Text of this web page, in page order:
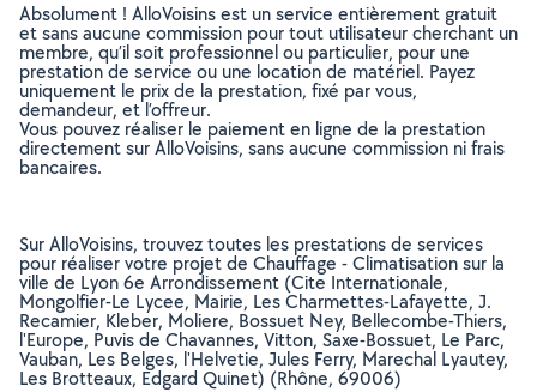
Absolument ! AlloVoisins est un service entièrement gratuit
et sans aucune commission pour tout utilisateur cherchant un
membre, qu’il soit professionnel ou particulier, pour une
prestation de service ou une location de matériel. Payez
uniquement le prix de la prestation, fixé par vous,
demandeur, et l’offreur.
Vous pouvez réaliser le paiement en ligne de la prestation
directement sur AlloVoisins, sans aucune commission ni frais
bancaires.
Sur AlloVoisins, trouvez toutes les prestations de services
pour réaliser votre projet de Chauffage - Climatisation sur la
ville de Lyon 6e Arrondissement (Cite Internationale,
Mongolfier-Le Lycee, Mairie, Les Charmettes-Lafayette, J.
Recamier, Kleber, Moliere, Bossuet Ney, Bellecombe-Thiers,
l'Europe, Puvis de Chavannes, Vitton, Saxe-Bossuet, Le Parc,
Vauban, Les Belges, l'Helvetie, Jules Ferry, Marechal Lyautey,
Les Brotteaux, Edgard Quinet) (Rhône, 69006)